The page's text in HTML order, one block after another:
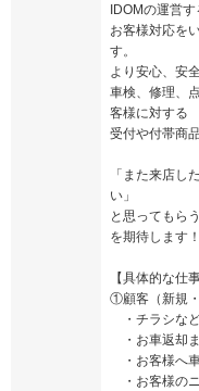
IDOMの運営
お客様対応を
す。
より安心、安
車検、修理、
客様に対する
受付や付帯商
「また来店し
い」
と思ってもら
を期待します！
【具体的な仕
①顧客（新規
・チラシな
・お車返却
・お客様へ
・お客様の